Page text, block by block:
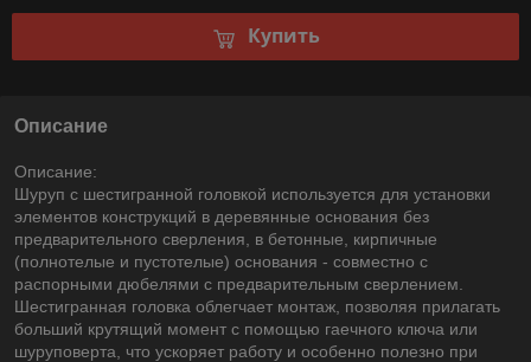
Купить
Описание
Описание:
Шуруп с шестигранной головкой используется для установки
элементов конструкций в деревянные основания без
предварительного сверления, в бетонные, кирпичные
(полнотелые и пустотелые) основания - совместно с
распорными дюбелями с предварительным сверлением.
Шестигранная головка облегчает монтаж, позволяя прилагать
больший крутящий момент с помощью гаечного ключа или
шуруповерта, что ускоряет работу и особенно полезно при